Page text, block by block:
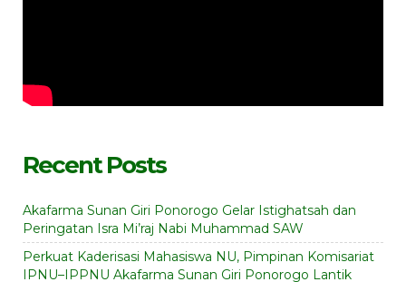
Recent Posts
Akafarma Sunan Giri Ponorogo Gelar Istighatsah dan
Peringatan Isra Mi’raj Nabi Muhammad SAW
Perkuat Kaderisasi Mahasiswa NU, Pimpinan Komisariat
IPNU–IPPNU Akafarma Sunan Giri Ponorogo Lantik